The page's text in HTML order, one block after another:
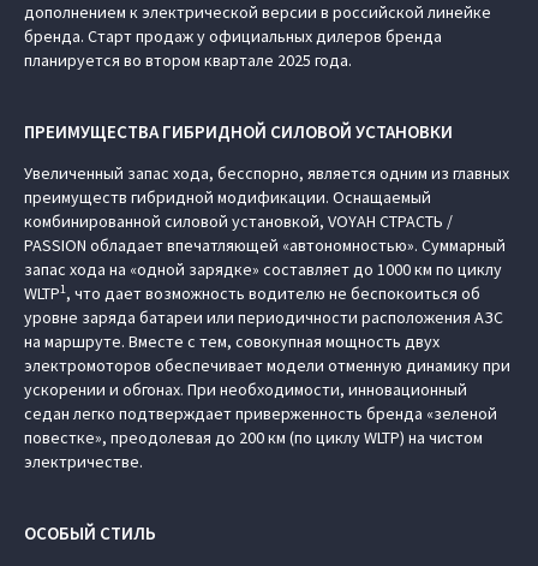
дополнением к электрической версии в российской линейке
бренда. Старт продаж у официальных дилеров бренда
планируется во втором квартале 2025 года.
ПРЕИМУЩЕСТВА ГИБРИДНОЙ СИЛОВОЙ УСТАНОВКИ
Увеличенный запас хода, бесспорно, является одним из главных
преимуществ гибридной модификации. Оснащаемый
комбинированной силовой установкой, VOYAH СТРАСТЬ /
PASSION обладает впечатляющей «автономностью». Суммарный
запас хода на «одной зарядке» составляет до 1000 км по циклу
WLTP1, что дает возможность водителю не беспокоиться об
уровне заряда батареи или периодичности расположения АЗС
на маршруте. Вместе с тем, совокупная мощность двух
электромоторов обеспечивает модели отменную динамику при
ускорении и обгонах. При необходимости, инновационный
седан легко подтверждает приверженность бренда «зеленой
повестке», преодолевая до 200 км (по циклу WLTP) на чистом
электричестве.
ОСОБЫЙ СТИЛЬ